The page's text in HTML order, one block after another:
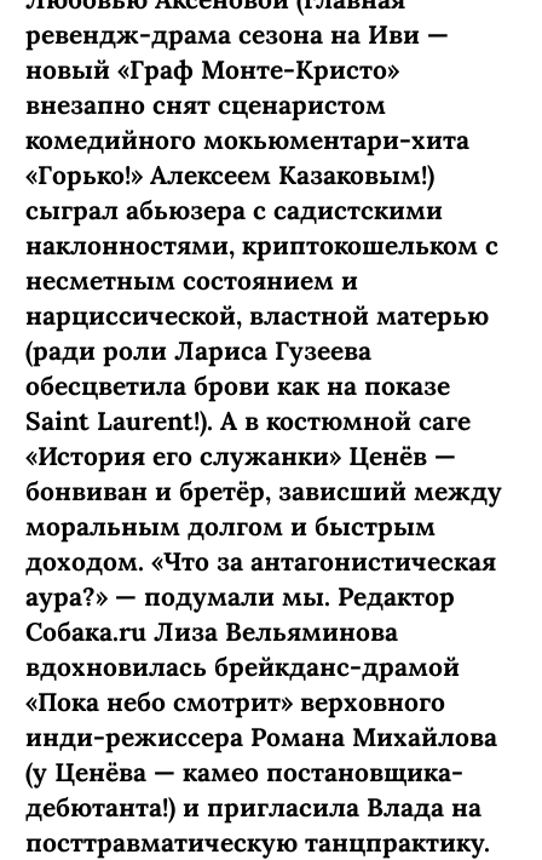
ревендж-­драма сезона на Иви —
новый «Граф Монте-­Кристо»
внезапно снят сценаристом
комедийного мокьюментари-хита
«Горько!» Алексеем Казаковым!)
сыграл абьюзера с садистскими
наклонностями, криптокошельком с
несметным состоянием и
нарциссической, властной матерью
(ради роли Лариса Гузеева
обесцветила брови как на показе
Saint Laurent!). А в костюмной саге
«История его служанки» Ценёв —
бонвиван и бретёр, зависший между
моральным долгом и быстрым
доходом. «Что за антагонистическая
аура?» — подумали мы. Редактор
Собака.ru Лиза Вельяминова
вдохновилась брейкданс-­драмой
«Пока небо смотрит» верховного
инди-режиссера Романа Михайлова
(у Ценёва — камео постановщика-
дебютанта!) и пригласила Влада на
посттравматическую танцпрактику.